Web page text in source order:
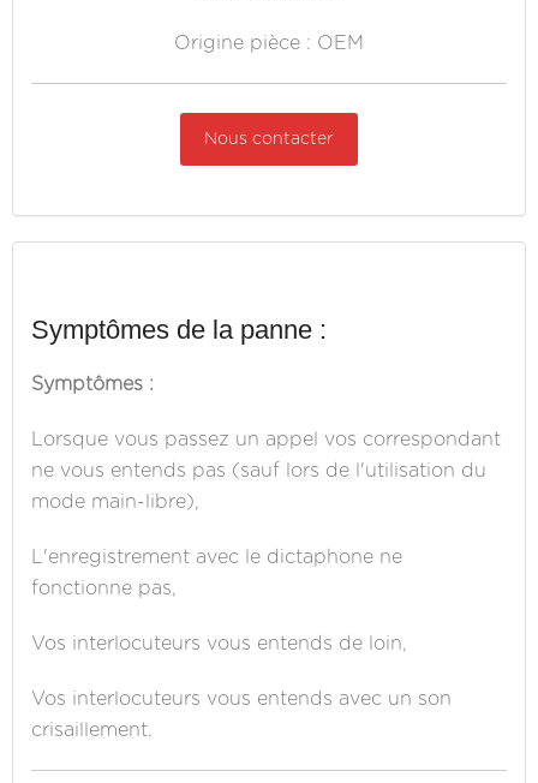
Origine pièce : OEM
Nous contacter
Symptômes de la panne :
Symptômes :
Lorsque vous passez un appel vos correspondant
ne vous entends pas (sauf lors de l'utilisation du
mode main-libre),
L'enregistrement avec le dictaphone ne
fonctionne pas,
Vos interlocuteurs vous entends de loin,
Vos interlocuteurs vous entends avec un son
crisaillement.